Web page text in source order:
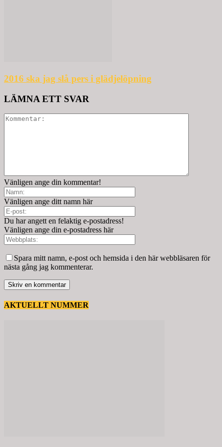
2016 ska jag slå pers i glädjelöpning
LÄMNA ETT SVAR
Vänligen ange din kommentar!
Vänligen ange ditt namn här
Du har angett en felaktig e-postadress!
Vänligen ange din e-postadress här
Spara mitt namn, e-post och hemsida i den här webbläsaren för
nästa gång jag kommenterar.
AKTUELLT NUMMER